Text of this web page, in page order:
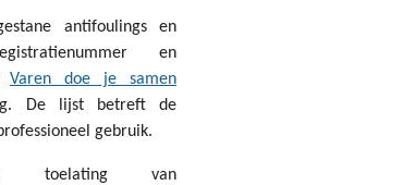
antifoulings en
en
Varen doe je samen
De lijst betreft de
gebruik.
toelating van